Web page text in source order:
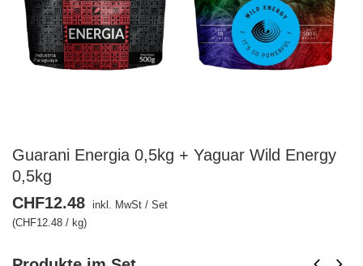
Guarani Energia 0,5kg + Yaguar Wild Energy
0,5kg
CHF12.48 inkl. MwSt / Set
(CHF12.48 / kg)